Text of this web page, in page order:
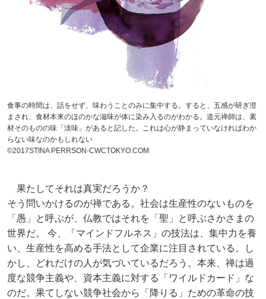
食事の時間は、話をせず、味わうことのみに集中する。すると、五感が研ぎ澄
まされ、食材本来のほのかな滋味が体に染み入るのがわかる。道元禅師は、素
材そのものの味「淡味」があると記した。これは心が静まっていなければわか
らない味なのかもしれない
©2017STINA PERRSON-CWCTOKYO.COM
果たしてそれは真実だろうか？
そう問いかけるのが禅である。社会は生産性のないものを
「愚」と呼ぶが、仏教ではそれを「聖」と呼ぶさかさまの
世界だ。 今、「マインドフルネス」の技法は、集中力を養
い、生産性を高める手法として企業に注目されている。し
かし、どれだけの人が気づいているだろう。本来、禅は過
度な競争主義や、資本主義に対する「ワイルドカード」な
のだ。果てしない競争社会から「降りる」ための革命の技